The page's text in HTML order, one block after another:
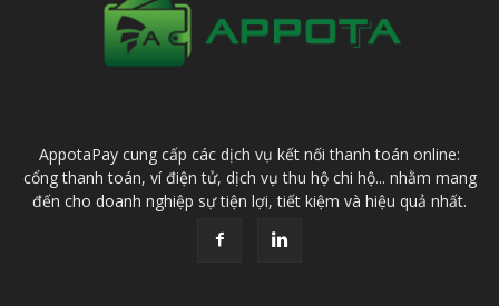
AppotaPay cung cấp các dịch vụ kết nối thanh toán online:
cổng thanh toán, ví điện tử, dịch vụ thu hộ chi hộ... nhằm mang
đến cho doanh nghiệp sự tiện lợi, tiết kiệm và hiệu quả nhất.